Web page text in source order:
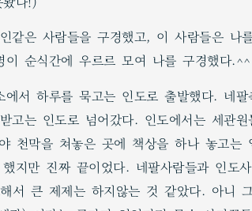
같은 사람들을 구경했고, 이 사람들은
이 순식간에 우르르 모여 나를 구경했다
에서 하루를 묵고는 인도로 출발했다. 네
고는 인도로 넘어갔다. 인도에서는 세관
천막을 쳐놓은 곳에 책상을 하나 놓고는
했지만 진짜 끝이었다. 네팔사람들과 인도
해서 큰 제제는 하지않는 것 같았다. 아니